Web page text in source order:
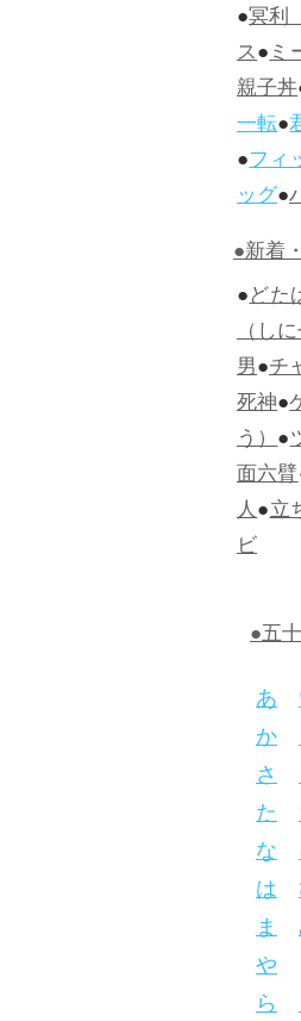
●冥利
ス●ミ
親子丼
一転●
●フィ
ッグ●
●新着
●どた
（し
男●チ
死神●
う）●
面六臂
人●立
ビ
●五
あ
か
さ
た
な
は
ま
や
ら